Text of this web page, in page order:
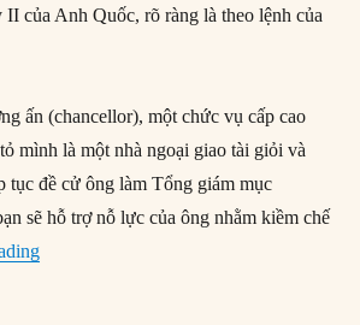
của Anh Quốc, rõ ràng là theo lệnh của
ấn (chancellor), một chức vụ cấp cao
mình là một nhà ngoại giao tài giỏi và
tục đề cử ông làm Tổng giám mục
sẽ hỗ trợ nỗ lực của ông nhằm kiềm chế
“29/12/1170: Tổng giám mục Thomas